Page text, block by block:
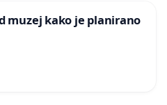
muzej kako je planirano